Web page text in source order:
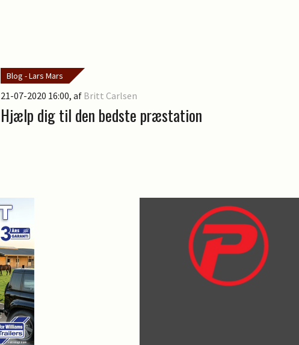
Blog - Lars Mars
21-07-2020 16:00, af Britt Carlsen
Hjælp dig til den bedste præstation